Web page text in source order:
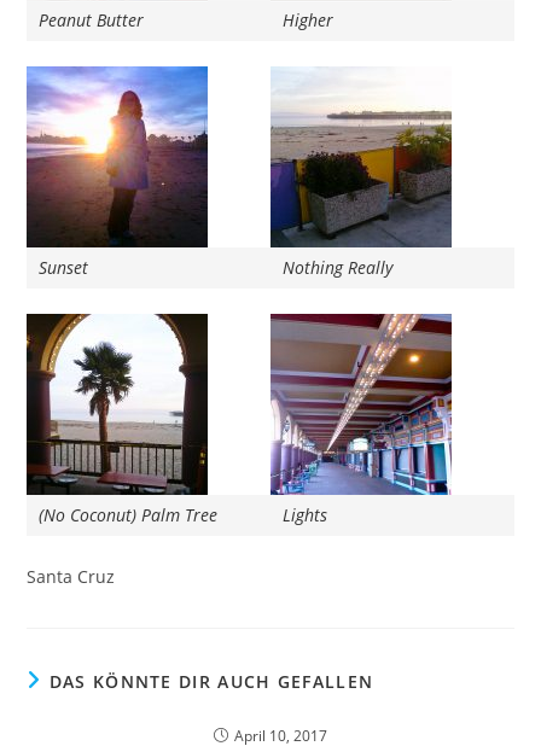
Peanut Butter Higher
Sunset Nothing Really
(No Coconut) Palm Tree Lights
Santa Cruz
DAS KÖNNTE DIR AUCH GEFALLEN
April 10, 2017